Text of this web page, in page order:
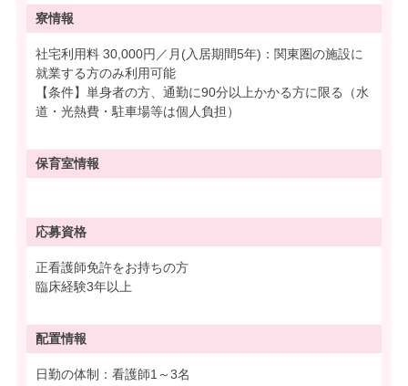
寮情報
社宅利用料 30,000円／月(入居期間5年)：関東圏の施設に
就業する方のみ利用可能
【条件】単身者の方、通勤に90分以上かかる方に限る（水
道・光熱費・駐車場等は個人負担）
保育室情報
応募資格
正看護師免許をお持ちの方
臨床経験3年以上
配置情報
日勤の体制：看護師1～3名